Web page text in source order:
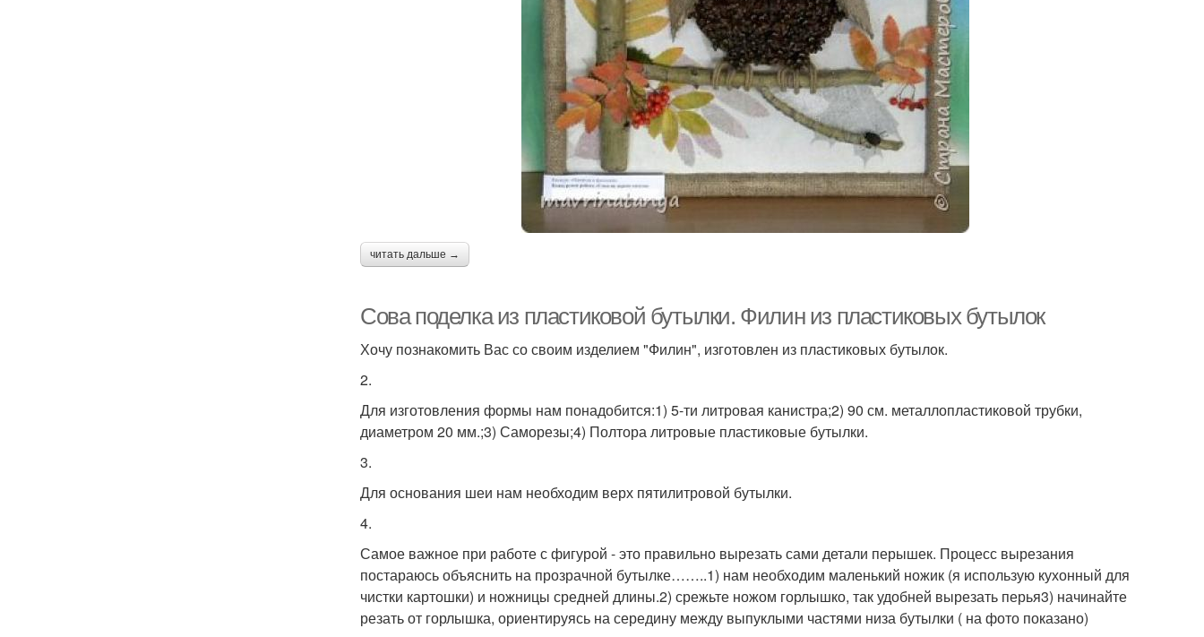
читать дальше →
Сова поделка из пластиковой бутылки. Филин из пластиковых бутылок
Хочу познакомить Вас со своим изделием "Филин", изготовлен из пластиковых бутылок.
2.
Для изготовления формы нам понадобится:1) 5-ти литровая канистра;2) 90 см. металлопластиковой трубки,
диаметром 20 мм.;3) Саморезы;4) Полтора литровые пластиковые бутылки.
3.
Для основания шеи нам необходим верх пятилитровой бутылки.
4.
Самое важное при работе с фигурой - это правильно вырезать сами детали перышек. Процесс вырезания
постараюсь объяснить на прозрачной бутылке……..1) нам необходим маленький ножик (я использую кухонный для
чистки картошки) и ножницы средней длины.2) срежьте ножом горлышко, так удобней вырезать перья3) начинайте
резать от горлышка, ориентируясь на середину между выпуклыми частями низа бутылки ( на фото показано)